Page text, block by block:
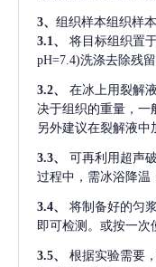
3、 组织样本组织样
3.1、
将目标组织置
pH=7.4)洗涤去除残
3.2、
在冰上用裂解
决于组织的重量，一
另外建议在裂解液中
3.3、 可再利用超声
过程中，需冰浴降温
3.4、 将制备好的匀
即可检测。或按一次
3.5、 根据实验需要